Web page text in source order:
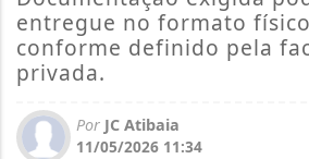
entregue no formato
conforme definido pela
privada.
Por JC Atibaia
11/05/2026 11:34